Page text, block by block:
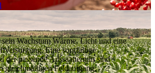
Wachstum Wärme, Licht und eine
Eine sorgfältige
der passende Aussaattermin sind
gleichmäßigen Feldaufgang.